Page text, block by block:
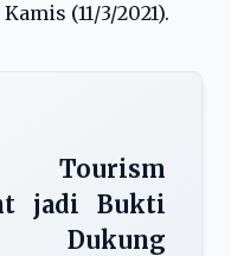
(11/3/2021).
Tourism
jadi Bukti
Dukung